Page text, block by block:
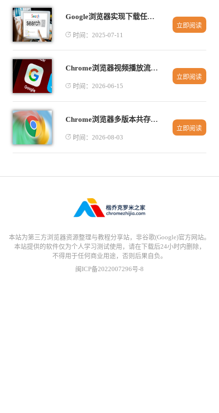
Google浏览器实现下载任务自动重试机制
时间：2025-07-11
立即阅读
Chrome浏览器视频播放流畅性优化
时间：2026-06-15
立即阅读
Chrome浏览器多版本共存安装详细解析
时间：2026-08-03
立即阅读
本站为第三方浏览器资源整理与教程分享站，非谷歌(Google)官方网站。
本站提供的软件仅为个人学习测试使用，请在下载后24小时内删除，
不得用于任何商业用途，否则后果自负。
闽ICP备2022007296号-8